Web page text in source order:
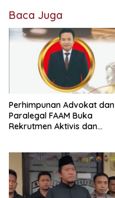
Baca Juga
Perhimpunan Advokat dan
Paralegal FAAM Buka
Rekrutmen Aktivis dan